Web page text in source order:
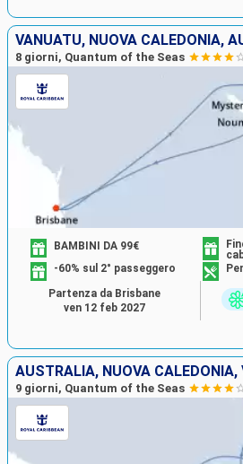
VANUATU, NUOVA CALEDONIA,
8 giorni, Quantum of the Seas
BAMBINI DA 99€
-60% sul 2° passeggero
Partenza da Brisbane
ven 12 feb 2027
AUSTRALIA, NUOVA CALEDONIA,
9 giorni, Quantum of the Seas